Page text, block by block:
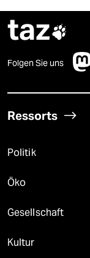
taz
Folgen Sie uns
Ressorts
Politik
Öko
Gesellschaft
Kultur